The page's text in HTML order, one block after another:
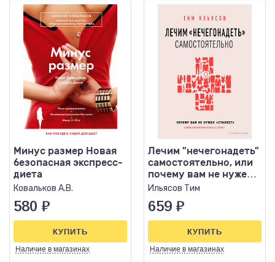
Минус размер Новая
безопасная экспресс-
диета
Ковальков А.В.
580 ₽
Наличие в магазинах
КУПИТЬ
Лечим "нечегонадеть"
самостоятельно, или
почему вам не нужен
"стилист"
Ильясов Тим
659 ₽
Наличие в магазинах
КУПИТЬ